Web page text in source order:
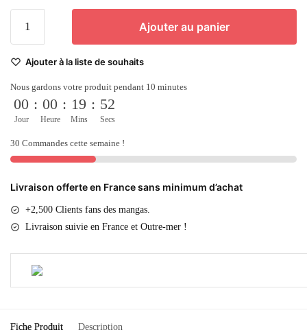
Ajouter au panier
Ajouter à la liste de souhaits
Nous gardons votre produit pendant 10 minutes
00
Jour
: 00
Heure
: 19
Mins
: 52
Secs
30 Commandes cette semaine !
Livraison offerte en France sans minimum d’achat
+2,500 Clients fans des mangas.
Livraison suivie en France et Outre-mer !
Fiche Produit Description